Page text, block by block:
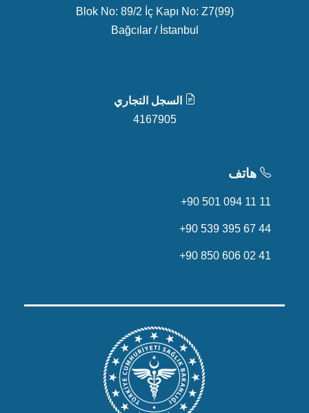
Blok No: 89/2 İç Kapı No: Z7(99)
Bağcılar / İstanbul
السجل التجاري
4167905
هاتف
+90 501 094 11 11
+90 539 395 67 44
+90 850 606 02 41